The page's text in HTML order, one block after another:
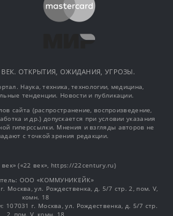
ВЕК. ОТКРЫТИЯ, ОЖИДАНИЯ, УГРОЗЫ.
Наука, техника, технологии, медицина,
тенденции. Новости и публикации.
сайта (распространение, воспроизведение,
и др.) допускается при условии указания
гиперссылки. Мнения и взгляды авторов не
с точкой зрения редакции.
век» («22 век», https://22century.ru)
OOO «КОММУНИКЕЙК»
Москва, ул. Рождественка, д. 5/7 стр. 2, пом. V,
комн. 18
107031 г. Москва, ул. Рождественка, д. 5/7 стр.